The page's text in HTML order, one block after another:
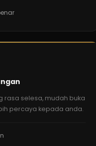
rasa selesa, mudah buka
percaya kepada anda.